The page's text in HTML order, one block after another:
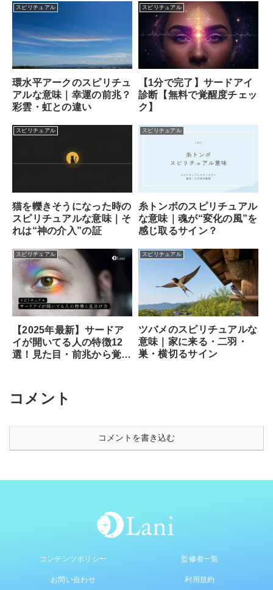
スピリチュアル
環水平アークのスピリチュ
アルな意味｜幸運の前兆？
彩雲・虹との違い
スピリチュアル
【1分で完了】サードアイ
診断【無料で覚醒度チェッ
ク】
スピリチュアル
猫を轢きそうになった時の
スピリチュアルな意味｜そ
れは“神の介入”の証
スピリチュアル
糸トンボのスピリチュアル
な意味｜魂が“変化の風”を
感じ取るサイン？
スピリチュアル
【2025年最新】サードア
イが開いてる人の特徴12
選！見た目・前兆から覚醒
スピリチュアル
ツバメのスピリチュアルな
意味｜家に来る・二羽・
巣・横切るサイン
コメント
コメントを書き込む
コンテンツポリシー 監修者一覧
お問い合わせ 利用規約